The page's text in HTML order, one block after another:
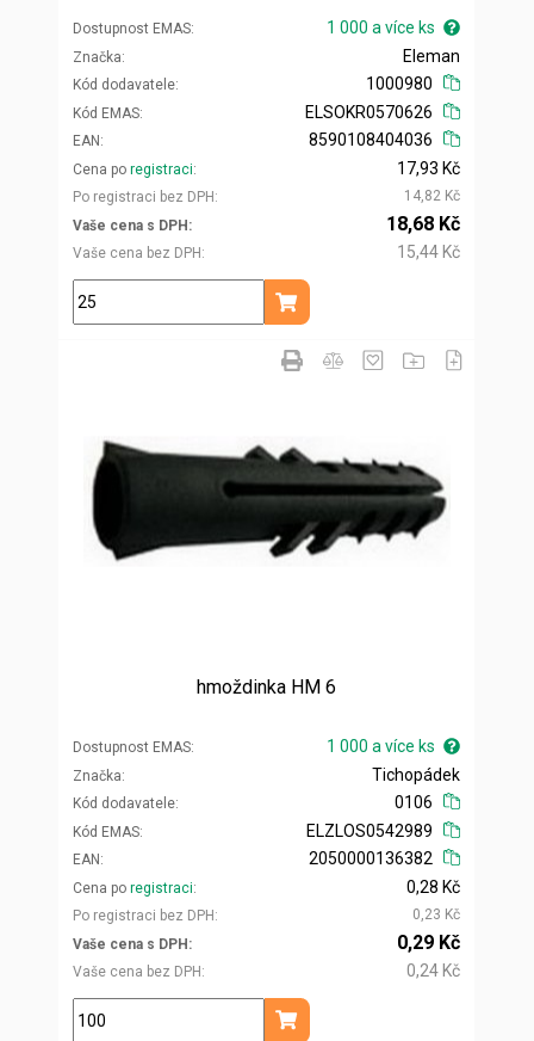
Dostupnost EMAS 1 000 a více ks
Značka
Kód dodavatele
Eleman
1000980
Kód EMAS
EAN
ELSOKR0570626
8590108404036
Cena po registraci
Po registraci bez DPH
17,93 Kč
14,82 Kč
Vaše cena s DPH
Vaše cena bez DPH
18,68 Kč
15,44 Kč
ks
Přidat do košíku
hmoždinka HM 6
Dostupnost EMAS 1 000 a více ks
Značka
Kód dodavatele
Tichopádek
0106
Kód EMAS
EAN
ELZLOS0542989
2050000136382
Cena po registraci
Po registraci bez DPH
0,28 Kč
0,23 Kč
Vaše cena s DPH
Vaše cena bez DPH
0,29 Kč
0,24 Kč
ks
Přidat do košíku